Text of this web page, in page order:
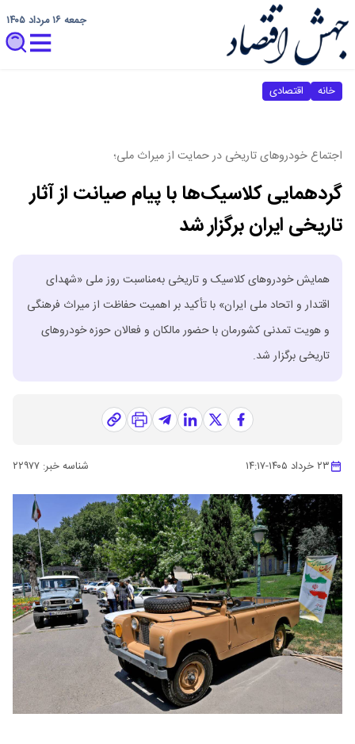
جمعه ۱۶ مرداد ۱۴۰۵
خانه اقتصادی
اجتماع خودروهای تاریخی در حمایت از میراث ملی؛
گردهمایی کلاسیک‌ها با پیام صیانت از آثار
تاریخی ایران برگزار شد
همایش خودروهای کلاسیک و تاریخی به‌مناسبت روز ملی «شهدای
اقتدار و اتحاد ملی ایران» با تأکید بر اهمیت حفاظت از میراث فرهنگی
و هویت تمدنی کشورمان با حضور مالکان و فعالان حوزه خودروهای
تاریخی برگزار شد.
۲۳ خرداد ۱۴۰۵ -۱۴:۱۷ شناسه خبر: ۲۲۹۷۷